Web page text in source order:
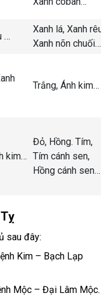
…
Xanh lá, Xanh rêu,
Xanh nõn chuối…
Trắng, Ánh kim…
kim…
Đỏ, Hồng. Tím,
Tím cánh sen,
Hồng cánh sen…
sau đây:
Kim – Bạch Lạp
Mộc – Đại Lâm Mộc.